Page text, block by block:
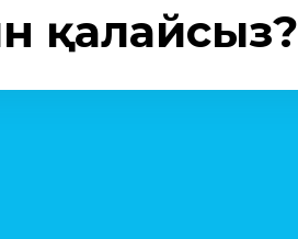
қалайсыз?